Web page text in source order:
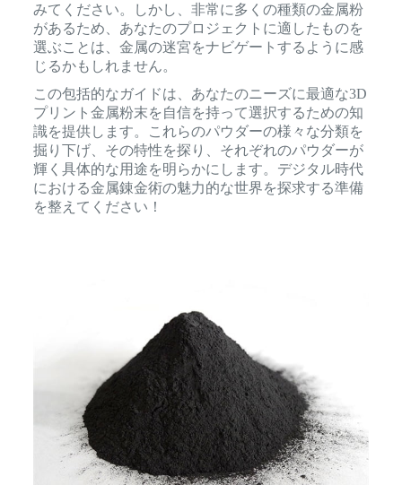
みてください。しかし、非常に多くの種類の金属粉
があるため、あなたのプロジェクトに適したものを
選ぶことは、金属の迷宮をナビゲートするように感
じるかもしれません。
この包括的なガイドは、あなたのニーズに最適な3D
プリント金属粉末を自信を持って選択するための知
識を提供します。これらのパウダーの様々な分類を
掘り下げ、その特性を探り、それぞれのパウダーが
輝く具体的な用途を明らかにします。デジタル時代
における金属錬金術の魅力的な世界を探求する準備
を整えてください！